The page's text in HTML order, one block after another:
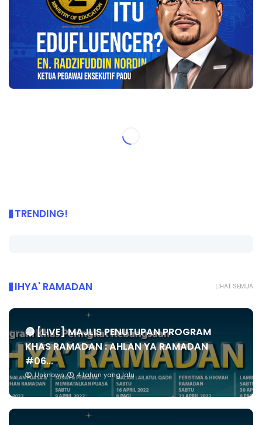
TRENDING!
LIHAT SEMUA
IHYA' RAMADAN
🔴 [LIVE] MAJLIS PENUTUPAN PROGRAM
KHAS RAMADAN : AHLAN YA RAMADAN
#06...
Unknown 4 tahun yang lalu